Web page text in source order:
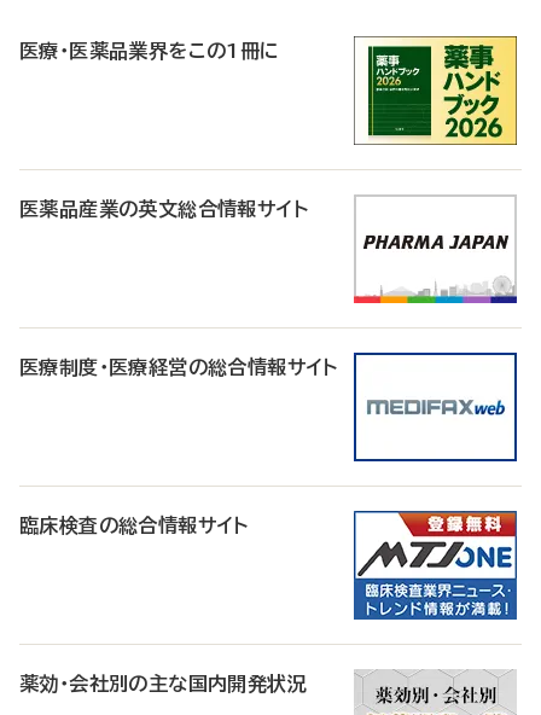
医療・医薬品業界をこの1冊に
医薬品産業の英文総合情報サイト
医療制度・医療経営の総合情報サイト
臨床検査の総合情報サイト
薬効・会社別の主な国内開発状況